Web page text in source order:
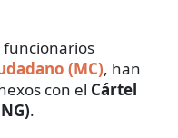
funcionarios
(MC), han
con el Cártel
.